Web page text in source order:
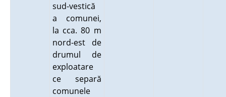
sud-vestică
a comunei,
la cca. 80 m
nord-est de
drumul de
exploatare
ce separă
comunele